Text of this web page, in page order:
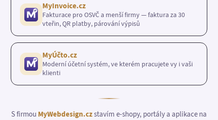
MyInvoice.cz
Fakturace pro OSVČ a menší firmy — faktura za 30
vteřin, QR platby, párování výpisů
MyÚčto.cz
Moderní účetní systém, ve kterém pracujete vy i vaši
klienti
S firmou MyWebdesign.czstavím e-shopy, portály a aplikace na